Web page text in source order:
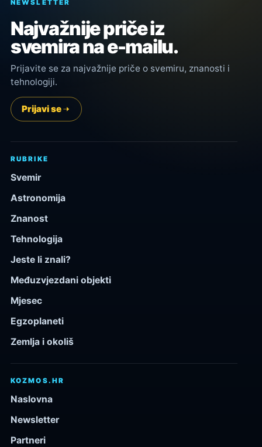
NEWSLETTER
Najvažnije priče iz
svemira na e-mailu.
Prijavite se za najvažnije priče o svemiru, znanosti i
tehnologiji.
Prijavi se
RUBRIKE
Svemir
Astronomija
Znanost
Tehnologija
Jeste li znali?
Međuzvjezdani objekti
Mjesec
Egzoplaneti
Zemlja i okoliš
KOZMOS.HR
Naslovna
Newsletter
Partneri